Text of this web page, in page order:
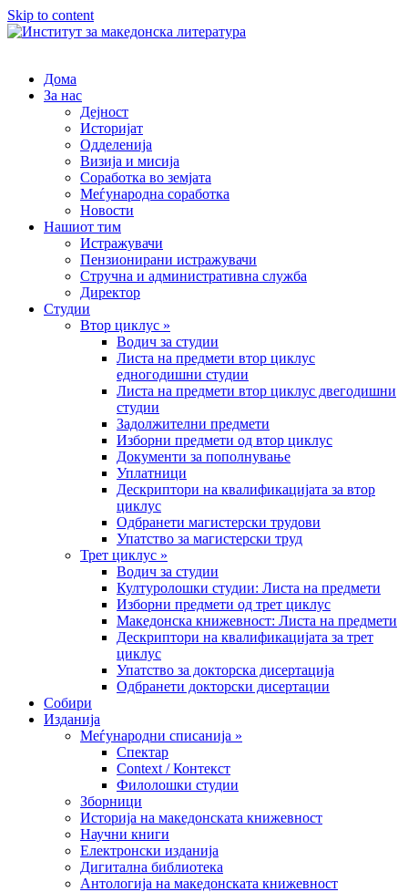
Skip to content
Дома
За нас
Дејност
Историјат
Одделенија
Визија и мисија
Соработка во земјата
Меѓународна соработка
Новости
Нашиот тим
Истражувачи
Пензионирани истражувачи
Стручна и административна служба
Директор
Студии
Втор циклус »
Водич за студии
Листа на предмети втор циклус
едногодишни студии
Листа на предмети втор циклус двегодишни
студии
Задолжителни предмети
Изборни предмети од втор циклус
Документи за пополнување
Уплатници
Дескриптори на квалификацијата за втор
циклус
Одбранети магистерски трудови
Упатство за магистерски труд
Трет циклус »
Водич за студии
Културолошки студии: Листа на предмети
Изборни предмети од трет циклус
Македонска книжевност: Листа на предмети
Дескриптори на квалификацијата за трет
циклус
Упатство за докторска дисертација
Одбранети докторски дисертации
Собири
Изданија
Меѓународни списанија »
Спектар
Context / Контекст
Филолошки студии
Зборници
Историја на македонската книжевност
Научни книги
Електронски изданија
Дигитална библиотека
Антологија на македонската книжевност